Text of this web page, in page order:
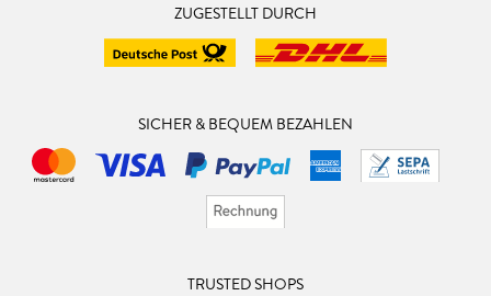
ZUGESTELLT DURCH
SICHER & BEQUEM BEZAHLEN
TRUSTED SHOPS